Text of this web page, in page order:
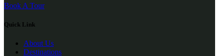
Book A Tour
Quick Link
About Us
Destinations